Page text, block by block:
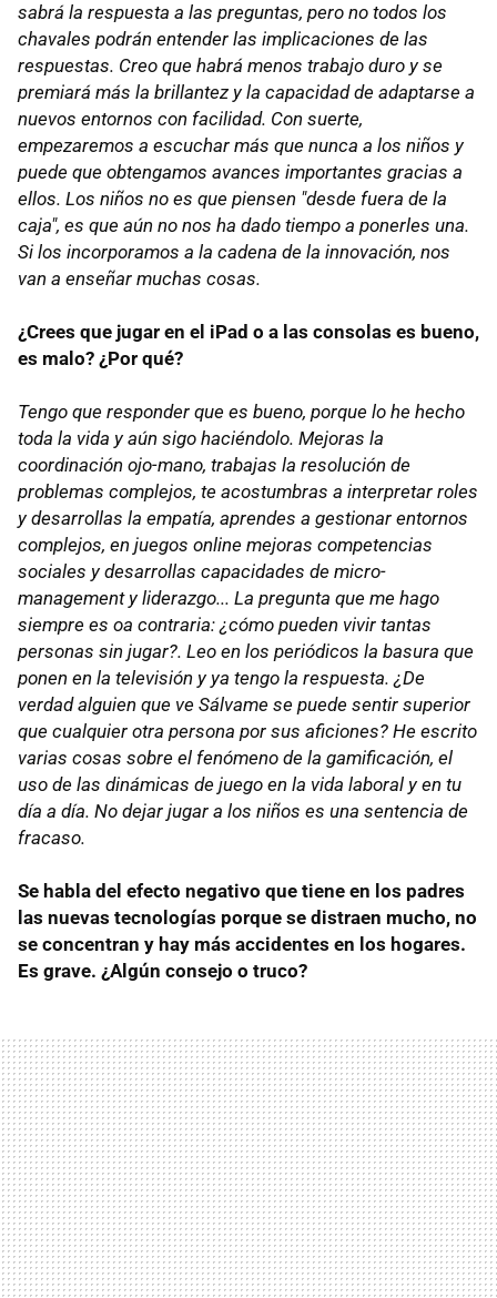
sabrá la respuesta a las preguntas, pero no todos los
chavales podrán entender las implicaciones de las
respuestas. Creo que habrá menos trabajo duro y se
premiará más la brillantez y la capacidad de adaptarse a
nuevos entornos con facilidad. Con suerte,
empezaremos a escuchar más que nunca a los niños y
puede que obtengamos avances importantes gracias a
ellos. Los niños no es que piensen "desde fuera de la
caja", es que aún no nos ha dado tiempo a ponerles una.
Si los incorporamos a la cadena de la innovación, nos
van a enseñar muchas cosas.
¿Crees que jugar en el iPad o a las consolas es bueno,
es malo? ¿Por qué?
Tengo que responder que es bueno, porque lo he hecho
toda la vida y aún sigo haciéndolo. Mejoras la
coordinación ojo-mano, trabajas la resolución de
problemas complejos, te acostumbras a interpretar roles
y desarrollas la empatía, aprendes a gestionar entornos
complejos, en juegos online mejoras competencias
sociales y desarrollas capacidades de micro-
management y liderazgo... La pregunta que me hago
siempre es oa contraria: ¿cómo pueden vivir tantas
personas sin jugar?. Leo en los periódicos la basura que
ponen en la televisión y ya tengo la respuesta. ¿De
verdad alguien que ve Sálvame se puede sentir superior
que cualquier otra persona por sus aficiones? He escrito
varias cosas sobre el fenómeno de la gamificación, el
uso de las dinámicas de juego en la vida laboral y en tu
día a día. No dejar jugar a los niños es una sentencia de
fracaso.
Se habla del efecto negativo que tiene en los padres
las nuevas tecnologías porque se distraen mucho, no
se concentran y hay más accidentes en los hogares.
Es grave. ¿Algún consejo o truco?